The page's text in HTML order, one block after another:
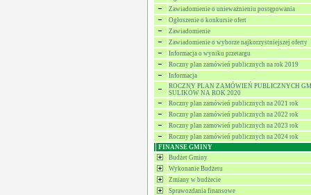
Zawiadomienie o unieważnieniu postępowania
Ogłoszenie o konkursie ofert
Zawiadomienie
Zawiadomienie o wyborze najkorzystniejszej oferty
Informacja o wyniku przetargu
Roczny plan zamówień publicznych na rok 2019
Informacja
ROCZNY PLAN ZAMÓWIEŃ PUBLICZNYCH
SULIKÓW NA ROK 2020
Roczny plan zamówień publicznych na 2021 rok
Roczny plan zamówień publicznych na 2022 rok
Roczny plan zamowień publicznych na 2023 rok
Roczny plan zamówień publicznych na 2024 rok
FINANSE GMINY
Budżet Gminy
Wykonanie Budżetu
Zmiany w budżecie
Sprawozdania finansowe